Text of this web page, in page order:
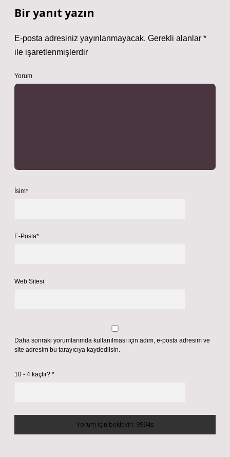
Bir yanıt yazın
E-posta adresiniz yayınlanmayacak. Gerekli alanlar *
ile işaretlenmişlerdir
Yorum
İsim*
E-Posta*
Web Sitesi
Daha sonraki yorumlarımda kullanılması için adım, e-posta adresim ve
site adresim bu tarayıcıya kaydedilsin.
10 - 4 kaçtır? *